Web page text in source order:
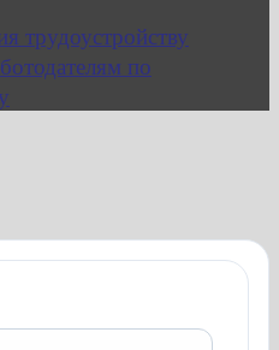
трудоустройству
по